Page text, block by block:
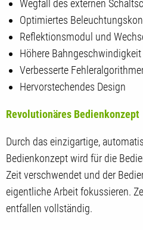
Wegfall des externen
Optimiertes
Reflektionsmodul und
Höhere Bahngeschwindigkeit
Verbesserte
Hervorstechendes Design
Revolutionäres Bedienkonzept
Durch das einzigartige,
Bedienkonzept wird für die
Zeit verschwendet und der
eigentliche Arbeit fokussieren.
entfallen vollständig.